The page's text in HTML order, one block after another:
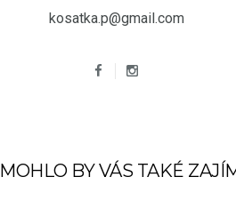
kosatka.p@gmail.com
MOHLO BY VÁS TAKÉ